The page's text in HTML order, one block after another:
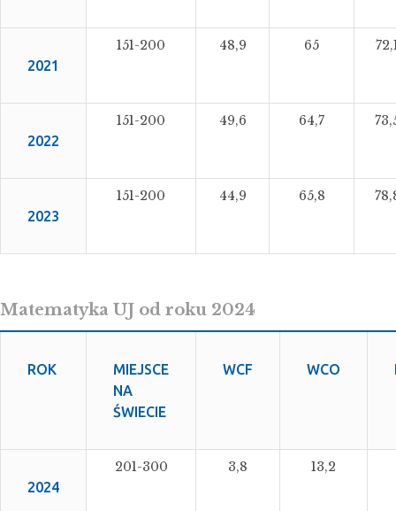
2021
151-200 48,9 65
2022
151-200 49,6 64,7
2023
151-200 44,9 65,8
Matematyka UJ od roku 2024
ROK
MIEJSCE
NA
ŚWIECIE
WCF WCO
2024
201-300 3,8 13,2